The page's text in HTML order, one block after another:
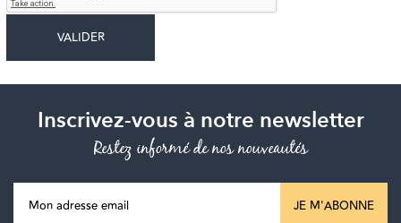
Inscrivez-vous à notre newsletter
Restez informé de nos nouveautés
JE M'ABONNE